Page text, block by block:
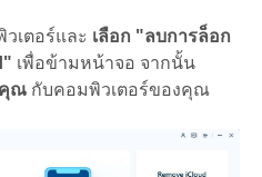
เตอร์และ เลือก "ลบการล็อก
เพื่อข้ามหน้าจอ จากนั้น
คุณ กับคอมพิวเตอร์ของคุณ